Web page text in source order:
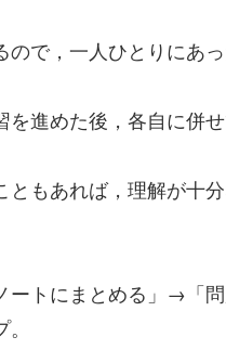
で，一人ひとりにあ
進めた後，各自に併
もあれば，理解が十
トにまとめる」→「